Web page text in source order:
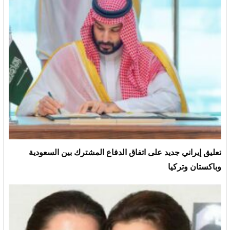
تعليق إيراني جديد على اتفاق الدفاع المشترك بين السعودية
وباكستان وتركيا